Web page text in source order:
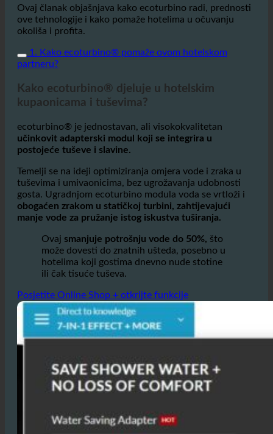
Ovaj članak objašnjava kako ecoturbino radi, prednosti
ove tehnologije i kako pomaže hotelima u očuvanju
okoliša i profita.
1. Kako ecoturbino® pomaže ovom hotelskom
partneru?
Kako ecoturbino® djeluje u hotelskim
kupaonicama i tuševima?
ecoturbino® je jednostavan, ali visokokvalitetan
učinkovit adapterski modul koji se integrira u
postojeće tuševe i slavine.
Temelji se na ideji optimiziranja omjera vode i zraka u
tuševima i umivaonicima, bez ugrožavanja udobnosti
gosta. Ugradnjom ecoturbino modula voda se vrtloži i
obogaćen zrakom u statičkoj turbini, zahtijevajući
manje vode za pružanje istog iskustva tuširanja.
Ovaj smanjuje potrošnju vode do 50%, što
može dovesti do znatnih ušteda, posebno u
hotelima koji gostima dnevno nude stotine
ili čak tisuće tuševa.
Posjetite Online Shop + otkrijte funkcije